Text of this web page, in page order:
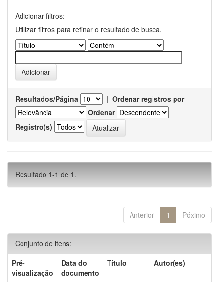
Adicionar filtros:
Utilizar filtros para refinar o resultado de busca.
Resultados/Página | Ordenar registros por
Ordenar
Registro(s)
Resultado 1-1 de 1.
Anterior 1 Póximo
Conjunto de itens:
Pré-
visualização
Data do
documento
Título Autor(es)